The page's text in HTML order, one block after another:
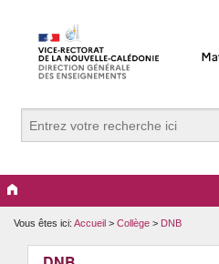
Evènements
Vous êtes ici: Accueil > Collège > DNB